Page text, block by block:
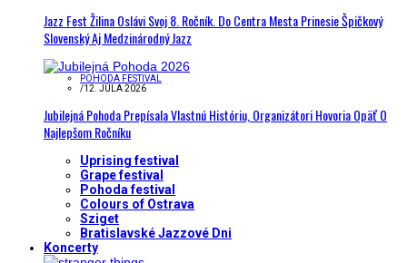
Jazz Fest Žilina Oslávi Svoj 8. Ročník. Do Centra Mesta Prinesie Špičkový
Slovenský Aj Medzinárodný Jazz
POHODA FESTIVAL
/12. JÚLA 2026
Jubilejná Pohoda Prepísala Vlastnú Históriu, Organizátori Hovoria Opäť O
Najlepšom Ročníku
Uprising festival
Grape festival
Pohoda festival
Colours of Ostrava
Sziget
Bratislavské Jazzové Dni
Koncerty